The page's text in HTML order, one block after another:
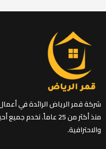
شركة قمر الرياض الرائدة في
منذ أكثر من 25 عاماً.
والاحترافية.